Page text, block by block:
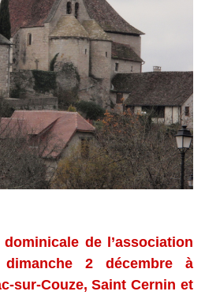
de l’association
2 décembre à
sur-Couze, Saint Cernin et